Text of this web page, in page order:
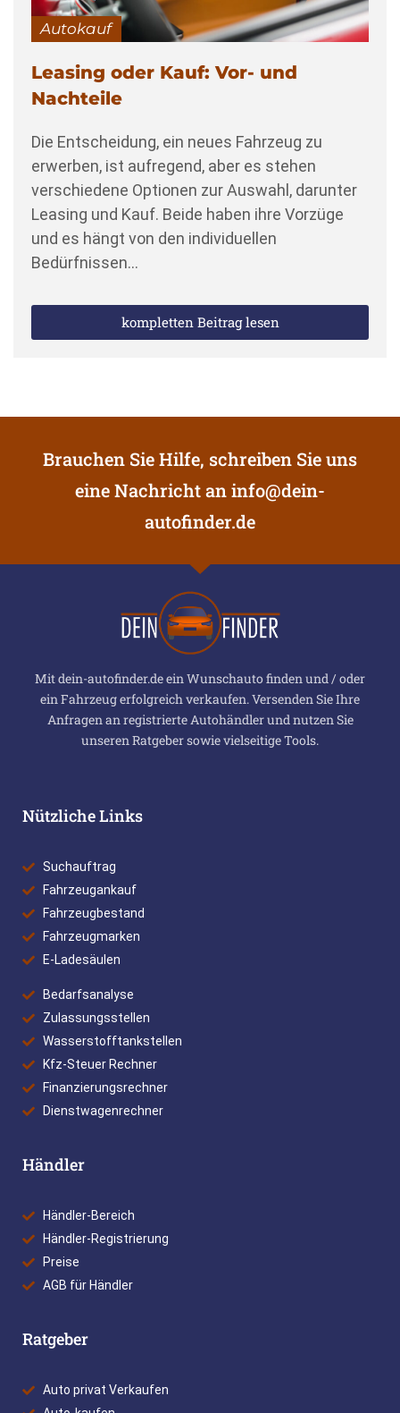
Autokauf
Leasing oder Kauf: Vor- und
Nachteile
Die Entscheidung, ein neues Fahrzeug zu
erwerben, ist aufregend, aber es stehen
verschiedene Optionen zur Auswahl, darunter
Leasing und Kauf. Beide haben ihre Vorzüge
und es hängt von den individuellen
Bedürfnissen…
kompletten Beitrag lesen
Brauchen Sie Hilfe, schreiben Sie uns
eine Nachricht aninfo@dein-
autofinder.de
Mit dein-autofinder.de ein Wunschauto finden und / oder
ein Fahrzeug erfolgreich verkaufen. Versenden Sie Ihre
Anfragen an registrierte Autohändler und nutzen Sie
unseren Ratgeber sowie vielseitige Tools.
Nützliche Links
Suchauftrag
Fahrzeugankauf
Fahrzeugbestand
Fahrzeugmarken
E-Ladesäulen
Bedarfsanalyse
Zulassungsstellen
Wasserstofftankstellen
Kfz-Steuer Rechner
Finanzierungsrechner
Dienstwagenrechner
Händler
Händler-Bereich
Händler-Registrierung
Preise
AGB für Händler
Ratgeber
Auto privat Verkaufen